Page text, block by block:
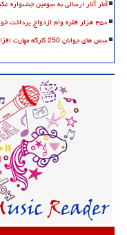
آمار آثار ارسالی به سومین جشنواره
۴۵۰ هزار فقره وام ازدواج پرداخت خواهد شد
سمن های جوانان 250 کارگاه مهارت افزایی برگزار کردند